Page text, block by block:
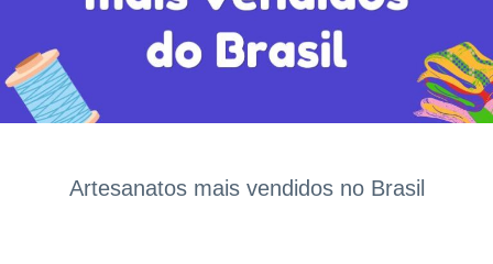
Artesanatos mais vendidos no Brasil